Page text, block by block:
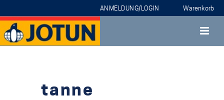
ANMELDUNG/LOGIN
tanne